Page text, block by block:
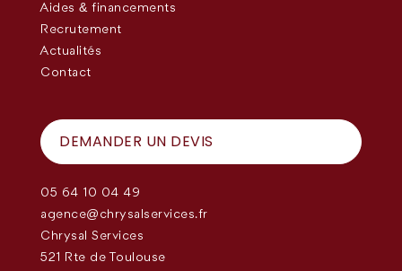
Aides & financements
Recrutement
Actualités
Contact
DEMANDER UN DEVIS
05 64 10 04 49
agence@chrysalservices.fr
Chrysal Services
521 Rte de Toulouse